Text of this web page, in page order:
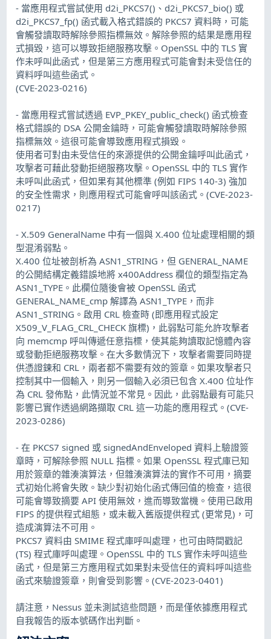
- 當應用程式嘗試使用 d2i_PKCS7()、d2i_PKCS7_bio() 或
d2i_PKCS7_fp() 函式載入格式錯誤的 PKCS7 資料時，可能
會觸發讀取時解除參照指標無效。解除參照的結果是應用程
式損毀，這可以導致拒絕服務攻擊。OpenSSL 中的 TLS 實
作未呼叫此函式，但是第三方應用程式可能會對未受信任的
資料呼叫這些函式。
(CVE-2023-0216)
- 當應用程式嘗試透過 EVP_PKEY_public_check() 函式檢查
格式錯誤的 DSA 公開金鑰時，可能會觸發讀取時解除參照
指標無效。這很可能會導致應用程式損毀。
使用者可對由未受信任的來源提供的公開金鑰呼叫此函式，
攻擊者可藉此發動拒絕服務攻擊。OpenSSL 中的 TLS 實作
未呼叫此函式，但如果有其他標準 (例如 FIPS 140-3) 強加
的安全性需求，則應用程式可能會呼叫該函式。(CVE-2023-
0217)
- X.509 GeneralName 中有一個與 X.400 位址處理相關的類
型混淆弱點。
X.400 位址被剖析為 ASN1_STRING，但 GENERAL_NAME
的公開結構定義錯誤地將 x400Address 欄位的類型指定為
ASN1_TYPE。此欄位隨後會被 OpenSSL 函式
GENERAL_NAME_cmp 解譯為 ASN1_TYPE，而非
ASN1_STRING。啟用 CRL 檢查時 (即應用程式設定
X509_V_FLAG_CRL_CHECK 旗標)，此弱點可能允許攻擊者
向 memcmp 呼叫傳遞任意指標，使其能夠讀取記憶體內容
或發動拒絕服務攻擊。在大多數情況下，攻擊者需要同時提
供憑證鍊和 CRL，兩者都不需要有效的簽章。如果攻擊者只
控制其中一個輸入，則另一個輸入必須已包含 X.400 位址作
為 CRL 發佈點，此情況並不常見。因此，此弱點最有可能只
影響已實作透過網路擷取 CRL 這一功能的應用程式。(CVE-
2023-0286)
- 在 PKCS7 signed 或 signedAndEnveloped 資料上驗證簽
章時，可解除參照 NULL 指標。如果 OpenSSL 程式庫已知
用於簽章的雜湊演算法，但雜湊演算法的實作不可用，摘要
式初始化將會失敗。缺少對初始化函式傳回值的檢查，這很
可能會導致摘要 API 使用無效，進而導致當機。使用已啟用
FIPS 的提供程式組態，或未載入舊版提供程式 (更常見)，可
造成演算法不可用。
PKCS7 資料由 SMIME 程式庫呼叫處理，也可由時間戳記
(TS) 程式庫呼叫處理。OpenSSL 中的 TLS 實作未呼叫這些
函式，但是第三方應用程式如果對未受信任的資料呼叫這些
函式來驗證簽章，則會受到影響。(CVE-2023-0401)
請注意，Nessus 並未測試這些問題，而是僅依據應用程式
自我報告的版本號碼作出判斷。